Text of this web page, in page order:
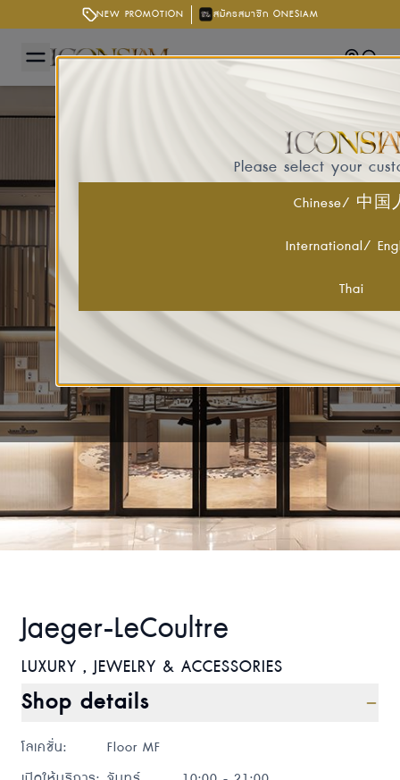
NEW PROMOTION สมัครสมาชิก ONESIAM
Getting
Jaeger-LeCoultre
LUXURY , JEWELRY & ACCESSORIES
Shop details
โลเคชั่น:
Floor MF
Please select your
Chinese/ 中国
International/
Thai